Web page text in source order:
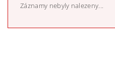
Záznamy nebyly nalezeny...